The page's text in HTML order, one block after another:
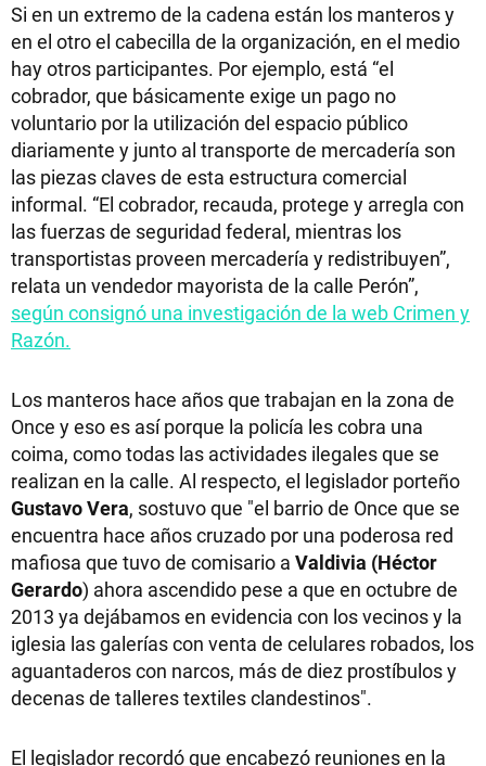
Si en un extremo de la cadena están los manteros y
en el otro el cabecilla de la organización, en el medio
hay otros participantes. Por ejemplo, está “el
cobrador, que básicamente exige un pago no
voluntario por la utilización del espacio público
diariamente y junto al transporte de mercadería son
las piezas claves de esta estructura comercial
informal. “El cobrador, recauda, protege y arregla con
las fuerzas de seguridad federal, mientras los
transportistas proveen mercadería y redistribuyen”,
relata un vendedor mayorista de la calle Perón”,
según consignó una investigación de la web Crimen y
Razón.
Los manteros hace años que trabajan en la zona de
Once y eso es así porque la policía les cobra una
coima, como todas las actividades ilegales que se
realizan en la calle. Al respecto, el legislador porteño
Gustavo Vera, sostuvo que "el barrio de Once que se
encuentra hace años cruzado por una poderosa red
mafiosa que tuvo de comisario a Valdivia (Héctor
Gerardo) ahora ascendido pese a que en octubre de
2013 ya dejábamos en evidencia con los vecinos y la
iglesia las galerías con venta de celulares robados, los
aguantaderos con narcos, más de diez prostíbulos y
decenas de talleres textiles clandestinos".
El legislador recordó que encabezó reuniones en la